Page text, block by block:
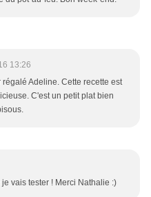
13:26
Adeline. Cette recette est
C'est un petit plat bien
vais tester ! Merci Nathalie :)